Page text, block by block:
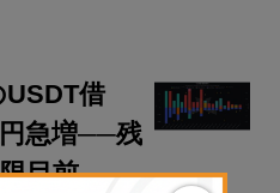
借
急増──残
目前